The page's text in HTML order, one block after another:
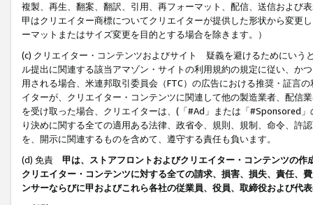
複製、再生、翻案、翻訳、引用、再フォーマット、配信、送信および
甲はクリエイター商標についてクリエイターが提供した形状から変更
ーマットまたはサイズ変更を目的とする場合を除きます。）
(c) クリエイター・コンテンツおよびサイト 疑義を避けるためにいう
ル提出に関連する該当アマゾン・サイトの利用規約の規定に従い、か
用される場合、米連邦取引委員会（FTC）の広告における推奨・証言
イターが、クリエイター・コンテンツに関連して他の製造業者、配信
を受け取った場合、クリエイターは、(「#Ad」または「#Sponsored
り決めに関する全ての適用ある法律、政省令、規則、規制、命令、許
を、開示に関連するものを含めて、遵守する責任も負います。
(d) 免責 甲は、ストアフロントおよびクリエイター・コンテンツの
クリエイター・コンテンツに対する全ての請求、損害、損失、責任、
ンサーならびに甲およびこれら各社の従業員、役員、取締役および代